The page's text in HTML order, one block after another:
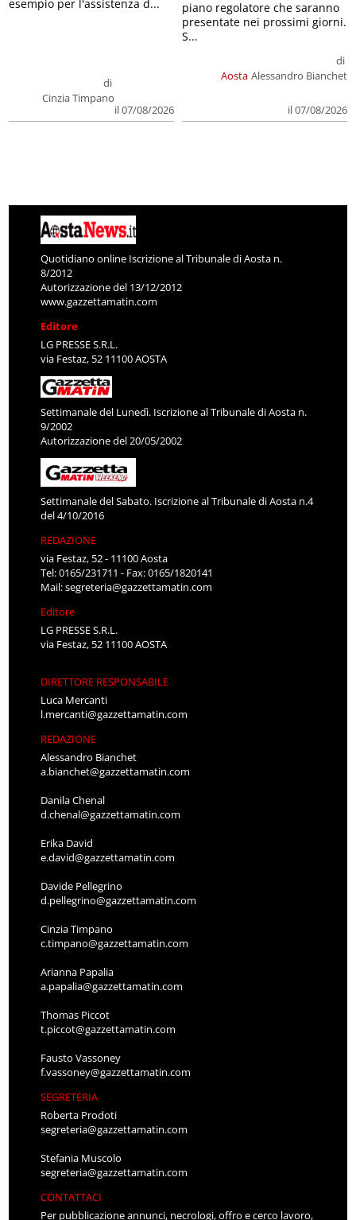
Cinzia Timpano
Alessandro Bianchet
presentate nei prossimi giorni.
S...
Quotidiano online Iscrizione al Tribunale di Aosta n.
8/2012
Autorizzazione del 13/12/2012
www.gazzettamatin.com
Editore
LG PRESSE S.R.L.
via Festaz, 52 11100 AOSTA
Settimanale del Lunedì. Iscrizione al Tribunale di Aosta n.
9/2002
Autorizzazione del 20/05/2002
Settimanale del Sabato. Iscrizione al Tribunale di Aosta n.4
del 4/10/2016
REDAZIONE
via Festaz, 52 - 11100 Aosta
Tel: 0165/231711 - Fax: 0165/1820141
Mail:segreteria@gazzettamatin.com
Editore
LG PRESSE S.R.L.
via Festaz, 52 11100 AOSTA
Luca Mercanti
l.mercanti@gazzettamatin.com
REDAZIONE
Alessandro Bianchet
a.bianchet@gazzettamatin.com
Danila Chenal
d.chenal@gazzettamatin.com
Erika David
e.david@gazzettamatin.com
Davide Pellegrino
d.pellegrino@gazzettamatin.com
Cinzia Timpano
c.timpano@gazzettamatin.com
Arianna Papalia
a.papalia@gazzettamatin.com
Thomas Piccot
t.piccot@gazzettamatin.com
Fausto Vassoney
f.vassoney@gazzettamatin.com
SEGRETERIA
Roberta Prodoti
segreteria@gazzettamatin.com
Stefania Muscolo
segreteria@gazzettamatin.com
CONTATTACI
Per pubblicazione annunci, necrologi, offro e cerco lavoro,
contattare la segreteria al numero: 0165/231711